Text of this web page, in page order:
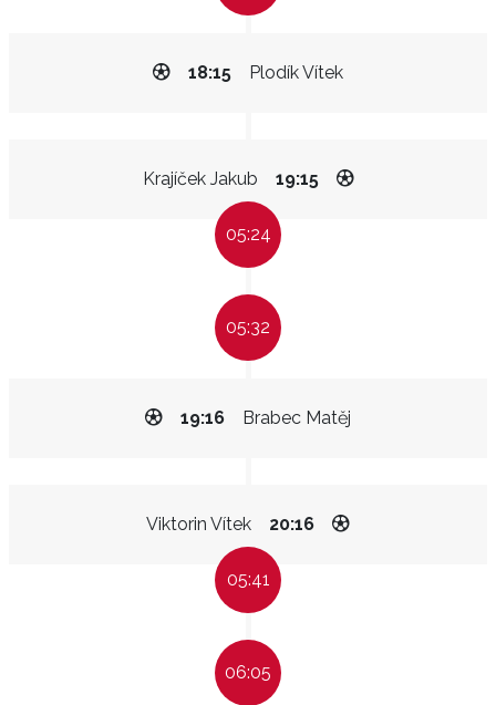
Plodík Vítek
18:15
Krajíček Jakub 19:15
05:24
05:32
Brabec Matěj
19:16
Viktorin Vítek 20:16
05:41
06:05